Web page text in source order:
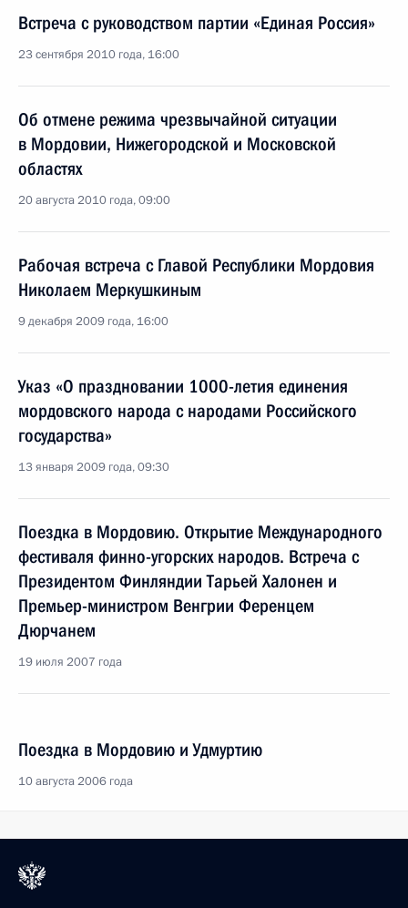
Встреча с руководством партии «Единая Россия»
23 сентября 2010 года, 16:00
Об отмене режима чрезвычайной ситуации
в Мордовии, Нижегородской и Московской
областях
20 августа 2010 года, 09:00
Рабочая встреча с Главой Республики Мордовия
Николаем Меркушкиным
9 декабря 2009 года, 16:00
Указ «О праздновании 1000-летия единения
мордовского народа с народами Российского
государства»
13 января 2009 года, 09:30
Поездка в Мордовию. Открытие Международного
фестиваля финно-угорских народов. Встреча с
Президентом Финляндии Тарьей Халонен и
Премьер-министром Венгрии Ференцем
Дюрчанем
19 июля 2007 года
Поездка в Мордовию и Удмуртию
10 августа 2006 года